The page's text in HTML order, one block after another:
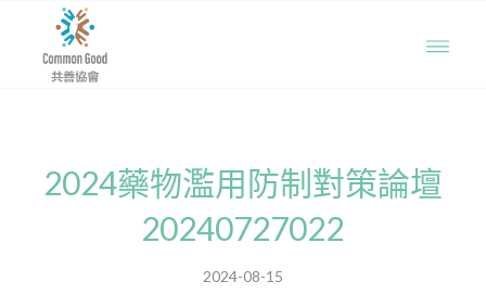
2024藥物濫用防制對策論壇
20240727022
2024-08-15